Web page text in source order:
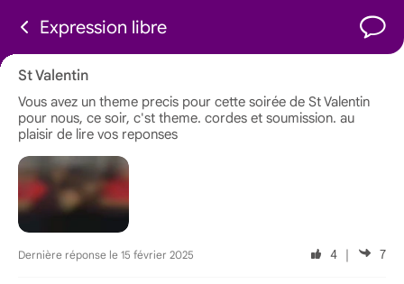
Expression libre
St Valentin
Vous avez un theme precis pour cette soirée de St Valentin
pour nous, ce soir, c'st theme. cordes et soumission. au
plaisir de lire vos reponses
Dernière réponse le 15 février 2025 4 ｜ 7